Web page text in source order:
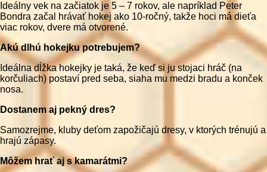
Ideálny vek na začiatok je 5 – 7 rokov, ale napríklad Peter
Bondra začal hrávať hokej ako 10-ročný, takže hoci má dieťa
viac rokov, dvere má otvorené.
Akú dlhú hokejku potrebujem?
Ideálna dĺžka hokejky je taká, že keď si ju stojaci hráč (na
korčuliach) postaví pred seba, siaha mu medzi bradu a konček
nosa.
Dostanem aj pekný dres?
Samozrejme, kluby deťom zapožičajú dresy, v ktorých trénujú a
hrajú zápasy.
Môžem hrať aj s kamarátmi?